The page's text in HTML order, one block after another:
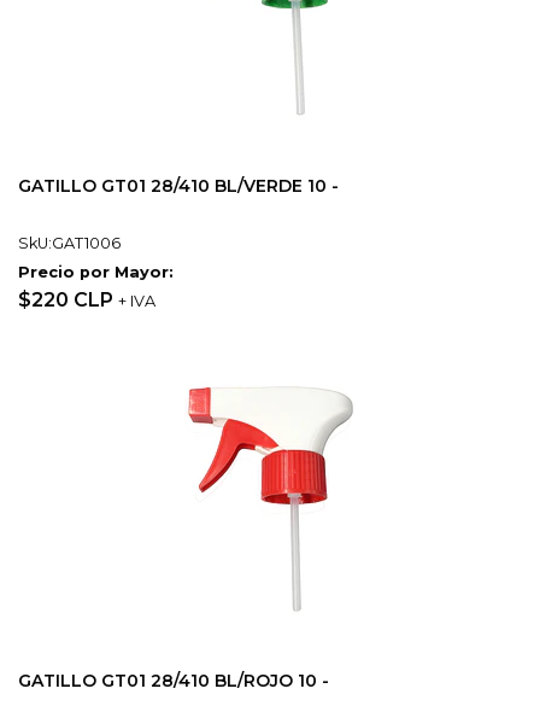
GATILLO GT01 28/410 BL/VERDE 10 -
SkU:GAT1006
Precio por Mayor:
$220 CLP + IVA
GATILLO GT01 28/410 BL/ROJO 10 -